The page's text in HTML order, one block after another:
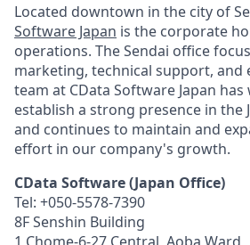
Located downtown in the city of
Software Japan is the corporate
operations. The Sendai office
marketing, technical support, and
team at CData Software Japan
establish a strong presence in the
and continues to maintain and
effort in our company's growth.
CData Software (Japan Office)
Tel: +050-5578-7390
8F Senshin Building